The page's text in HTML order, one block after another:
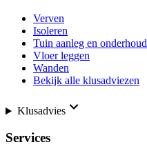
Verven
Isoleren
Tuin aanleg en onderhoud
Vloer leggen
Wanden
Bekijk alle klusadviezen
Klusadvies
Services